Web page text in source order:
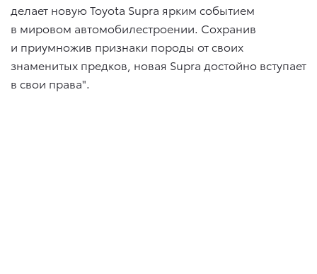
делает новую Toyota Supra ярким событием
в мировом автомобилестроении. Сохранив
и приумножив признаки породы от своих
знаменитых предков, новая Supra достойно вступает
в свои права".